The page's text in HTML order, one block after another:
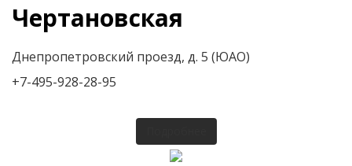
Чертановская
Днепропетровский проезд, д. 5 (ЮАО)
+7-495-928-28-95